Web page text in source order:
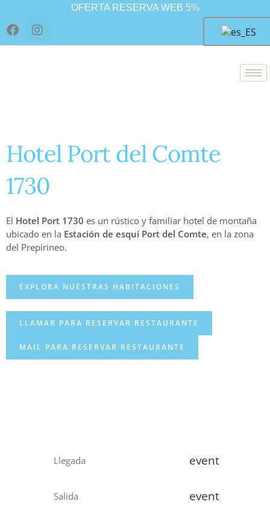
contenido
OFERTA RESERVA WEB 5%
F
a
c
I
n
s
Hotel Port del Comte
1730
El Hotel Port 1730 es un rústico y familiar hotel de montaña
ubicado en la Estación de esquí Port del Comte, en la zona
del Prepirineo.
EXPLORA NUESTRAS HABITACIONES
LLAMAR PARA RESERVAR RESTAURANTE
MAIL PARA RESERVAR RESTAURANTE
event
event